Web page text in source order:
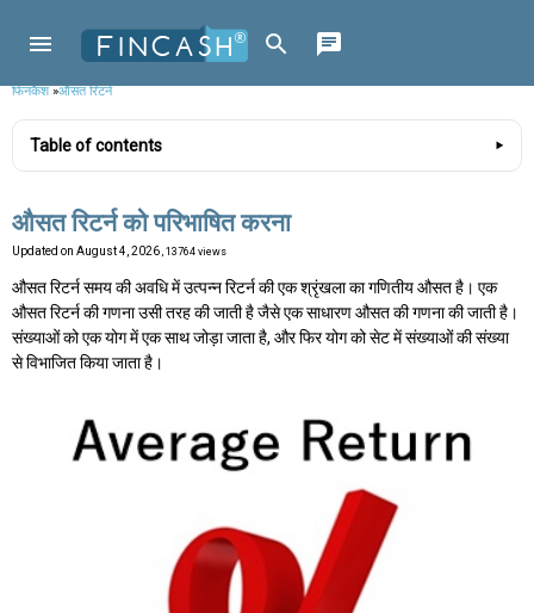
फिनकैश»औसत रिटर्न
Table of contents
औसत रिटर्न को परिभाषित करना
Updated on August 4, 2026 , 13764 views
औसत रिटर्न समय की अवधि में उत्पन्न रिटर्न की एक श्रृंखला का गणितीय औसत है। एक
औसत रिटर्न की गणना उसी तरह की जाती है जैसे एक साधारण औसत की गणना की जाती है।
संख्याओं को एक योग में एक साथ जोड़ा जाता है, और फिर योग को सेट में संख्याओं की संख्या
से विभाजित किया जाता है।